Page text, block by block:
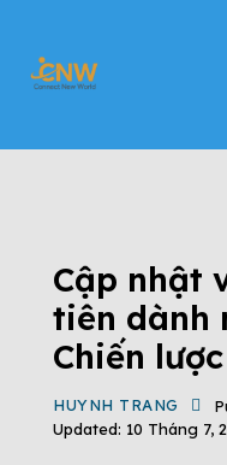
Cập nhật
tiên dành
Chiến
HUYNH TRANG
Updated: 10 Tháng 7,